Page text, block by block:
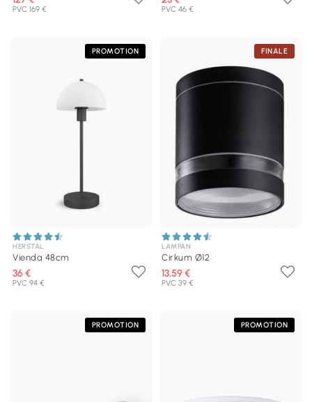
PVC 169 € PVC 46 €
PROMOTION
HERSTAL
Vienda 48cm
36 €
PVC 94 €
FINALE
LAMPAN
Cirkum Ø12
13,59 €
PVC 39 €
PROMOTION PROMOTION